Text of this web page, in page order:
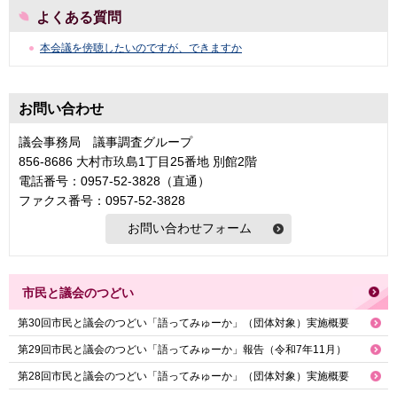
よくある質問
本会議を傍聴したいのですが、できますか
お問い合わせ
議会事務局 議事調査グループ
856-8686 大村市玖島1丁目25番地 別館2階
電話番号：0957-52-3828（直通）
ファクス番号：0957-52-3828
市民と議会のつどい
第30回市民と議会のつどい「語ってみゅーか」（団体対象）実施概要
第29回市民と議会のつどい「語ってみゅーか」報告（令和7年11月）
第28回市民と議会のつどい「語ってみゅーか」（団体対象）実施概要